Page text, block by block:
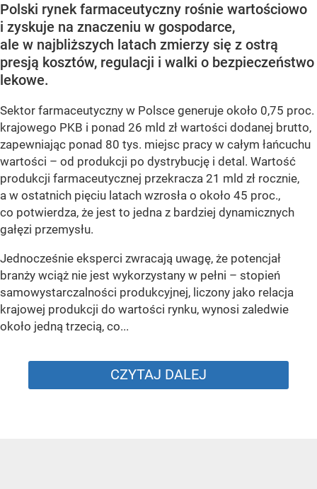
Polski rynek farmaceutyczny rośnie wartościowo
i zyskuje na znaczeniu w gospodarce,
ale w najbliższych latach zmierzy się z ostrą
presją kosztów, regulacji i walki o bezpieczeństwo
lekowe.
Sektor farmaceutyczny w Polsce generuje około 0,75 proc.
krajowego PKB i ponad 26 mld zł wartości dodanej brutto,
zapewniając ponad 80 tys. miejsc pracy w całym łańcuchu
wartości – od produkcji po dystrybucję i detal. Wartość
produkcji farmaceutycznej przekracza 21 mld zł rocznie,
a w ostatnich pięciu latach wzrosła o około 45 proc.,
co potwierdza, że jest to jedna z bardziej dynamicznych
gałęzi przemysłu.
Jednocześnie eksperci zwracają uwagę, że potencjał
branży wciąż nie jest wykorzystany w pełni – stopień
samowystarczalności produkcyjnej, liczony jako relacja
krajowej produkcji do wartości rynku, wynosi zaledwie
około jedną trzecią, co...
CZYTAJ DALEJ